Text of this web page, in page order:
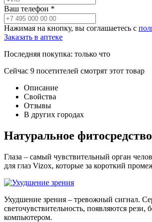
Ваш телефон *
Нажимая на кнопку, вы соглашаетесь с
Заказать в аптеке
Последняя покупка: только что
Сейчас 9 посетителей смотрят этот товар
Описание
Свойства
Отзывы
В других городах
Натуральное
Глаза – самый чувствительный орган
для глаз Vizox, которые за короткий
Ухудшение зрения – тревожный сигнал.
светочувствительность, появляются
компьютером.